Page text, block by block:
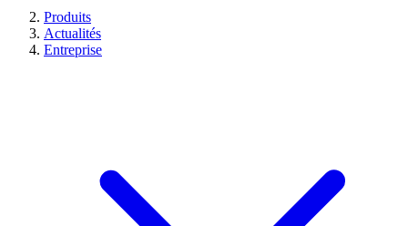
Produits
Actualités
Entreprise